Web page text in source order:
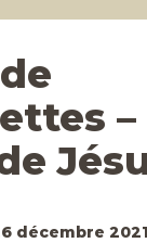
–
décembre 2021